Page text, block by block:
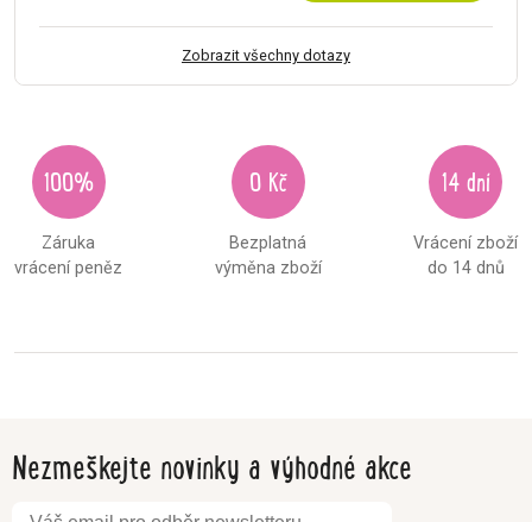
Zobrazit všechny dotazy
100%
Záruka
vrácení peněz
0 Kč
Bezplatná
výměna zboží
14 dní
Vrácení zboží
do 14 dnů
Nezmeškejte novinky a výhodné akce